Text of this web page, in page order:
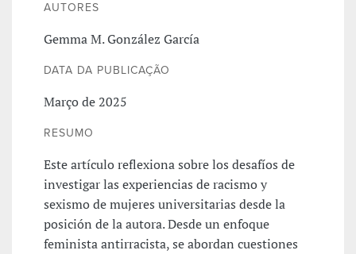
AUTORES
Gemma M. González García
DATA DA PUBLICAÇÃO
Março de 2025
RESUMO
Este artículo reflexiona sobre los desafíos de
investigar las experiencias de racismo y
sexismo de mujeres universitarias desde la
posición de la autora. Desde un enfoque
feminista antirracista, se abordan cuestiones